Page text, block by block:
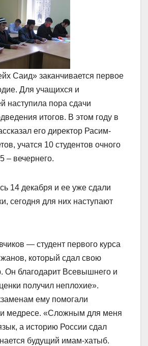
Саид» заканчивается первое
Для учащихся и
наступила пора сдачи
итогов. В этом году в
его директор Расим-
учатся 10 студентов очного
– вечернего.
14 декабря и ее уже сдали
сегодня для них наступают
— студент первого курса
который сдал свою
Он благодарит Всевышнего и
получил неплохие».
ему помогали
медресе. «Сложным для меня
а историю России сдал
будущий имам-хатыб.